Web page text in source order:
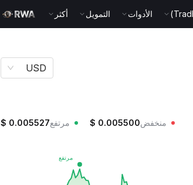
الأدوات التمويل أكثر
USD
منخفض $ 0.005500 مرتفع $ 0.005527